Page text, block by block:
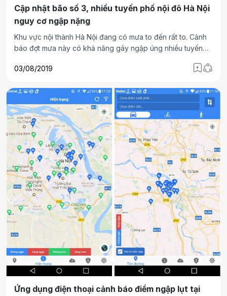
Cập nhật bão số 3, nhiều tuyến phố nội đô Hà Nội
nguy cơ ngập nặng
Khu vực nội thành Hà Nội đang có mưa to đến rất to. Cảnh
báo đợt mưa này có khả năng gây ngập úng nhiều tuyến
03/08/2019
Ứng dụng điện thoại cảnh báo điểm ngập lụt tại